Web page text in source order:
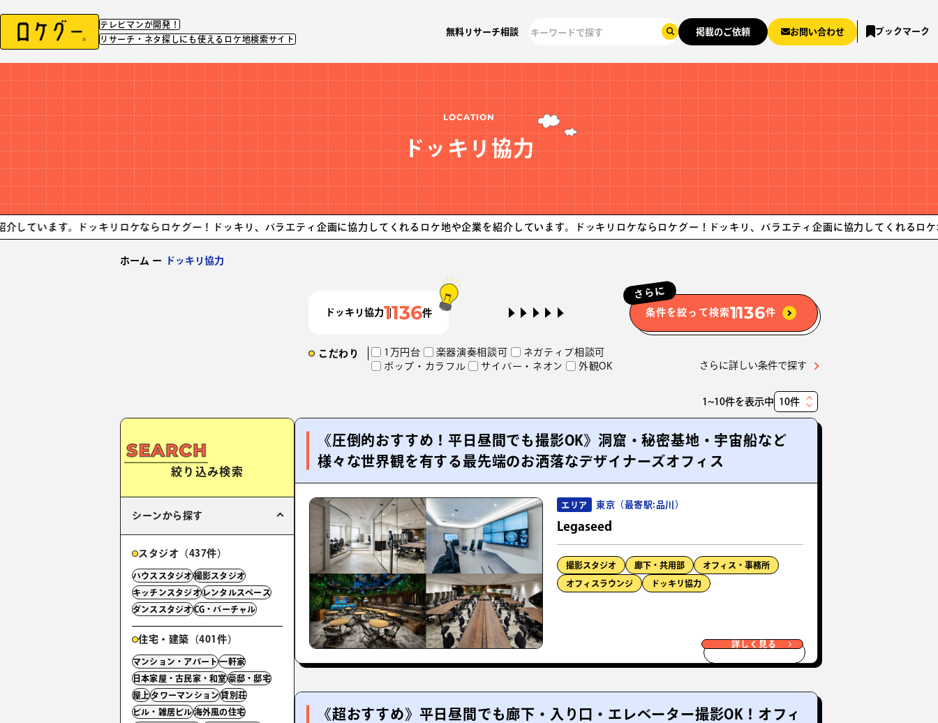
テレビマンが開発！
リサーチ・ネタ探しにも使えるロケ地検索サイト
無料リサーチ相談 掲載のご依頼 お問い合わせ ブックマーク
LOCATION
ドッキリ協力
。ドッキリロケならロケグー！ドッキリ、バラエティ企画に協力してくれるロケ地や企業を紹介しています。ドッキリロケならロケグー！ドッキリ、バラエティ企画に協力してくれるロケ地や企業
ホーム ー ドッキリ協力
ドッキリ協力1136件
さらに
条件を絞って検索1136件
こだわり 1万円台 楽器演奏相談可
ネガティブ相談可
ポップ・カラフル
サイバー・ネオン 外観OK さらに詳しい条件で探す
1~10件を表示中
表
件
《圧倒的おすすめ！平日昼間でも撮影OK》洞窟・秘密基地・宇宙船など
様々な世界観を有する最先端のお洒落なデザイナーズオフィス
エリア 東京（最寄駅:品川）
Legaseed
撮影スタジオ 廊下・共用部 オフィス・事務所
オフィスラウンジ ドッキリ協力
詳しく見る
《超おすすめ》平日昼間でも廊下・入り口・エレベーター撮影OK！オフィ
絞り込み検索
シーンから探す
スタジオ（437件）
ハウススタジオ撮影スタジオ
キッチンスタジオレンタルスペース
ダンススタジオCG・バーチャル
住宅・建築（401件）
マンション・アパート一軒家
日本家屋・古民家・和室豪邸・邸宅
屋上タワーマンション貸別荘
ビル・雑居ビル海外風の住宅